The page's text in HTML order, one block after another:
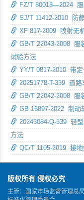
FZ/T 80018—2024
SJ/T 11412-2010 防
XF 817-2009 喷射无
GB/T 22043-2008 服
试验方法
YY/T 0817-2010 带
20251778-T-339 道
GB/T 22042-2008 服
GB 16897-2022 制动
20243084-Q-339 轻
方法
QC/T 1105-2019 接
版权所有 侵权必究
主管：国家市场监督管理总